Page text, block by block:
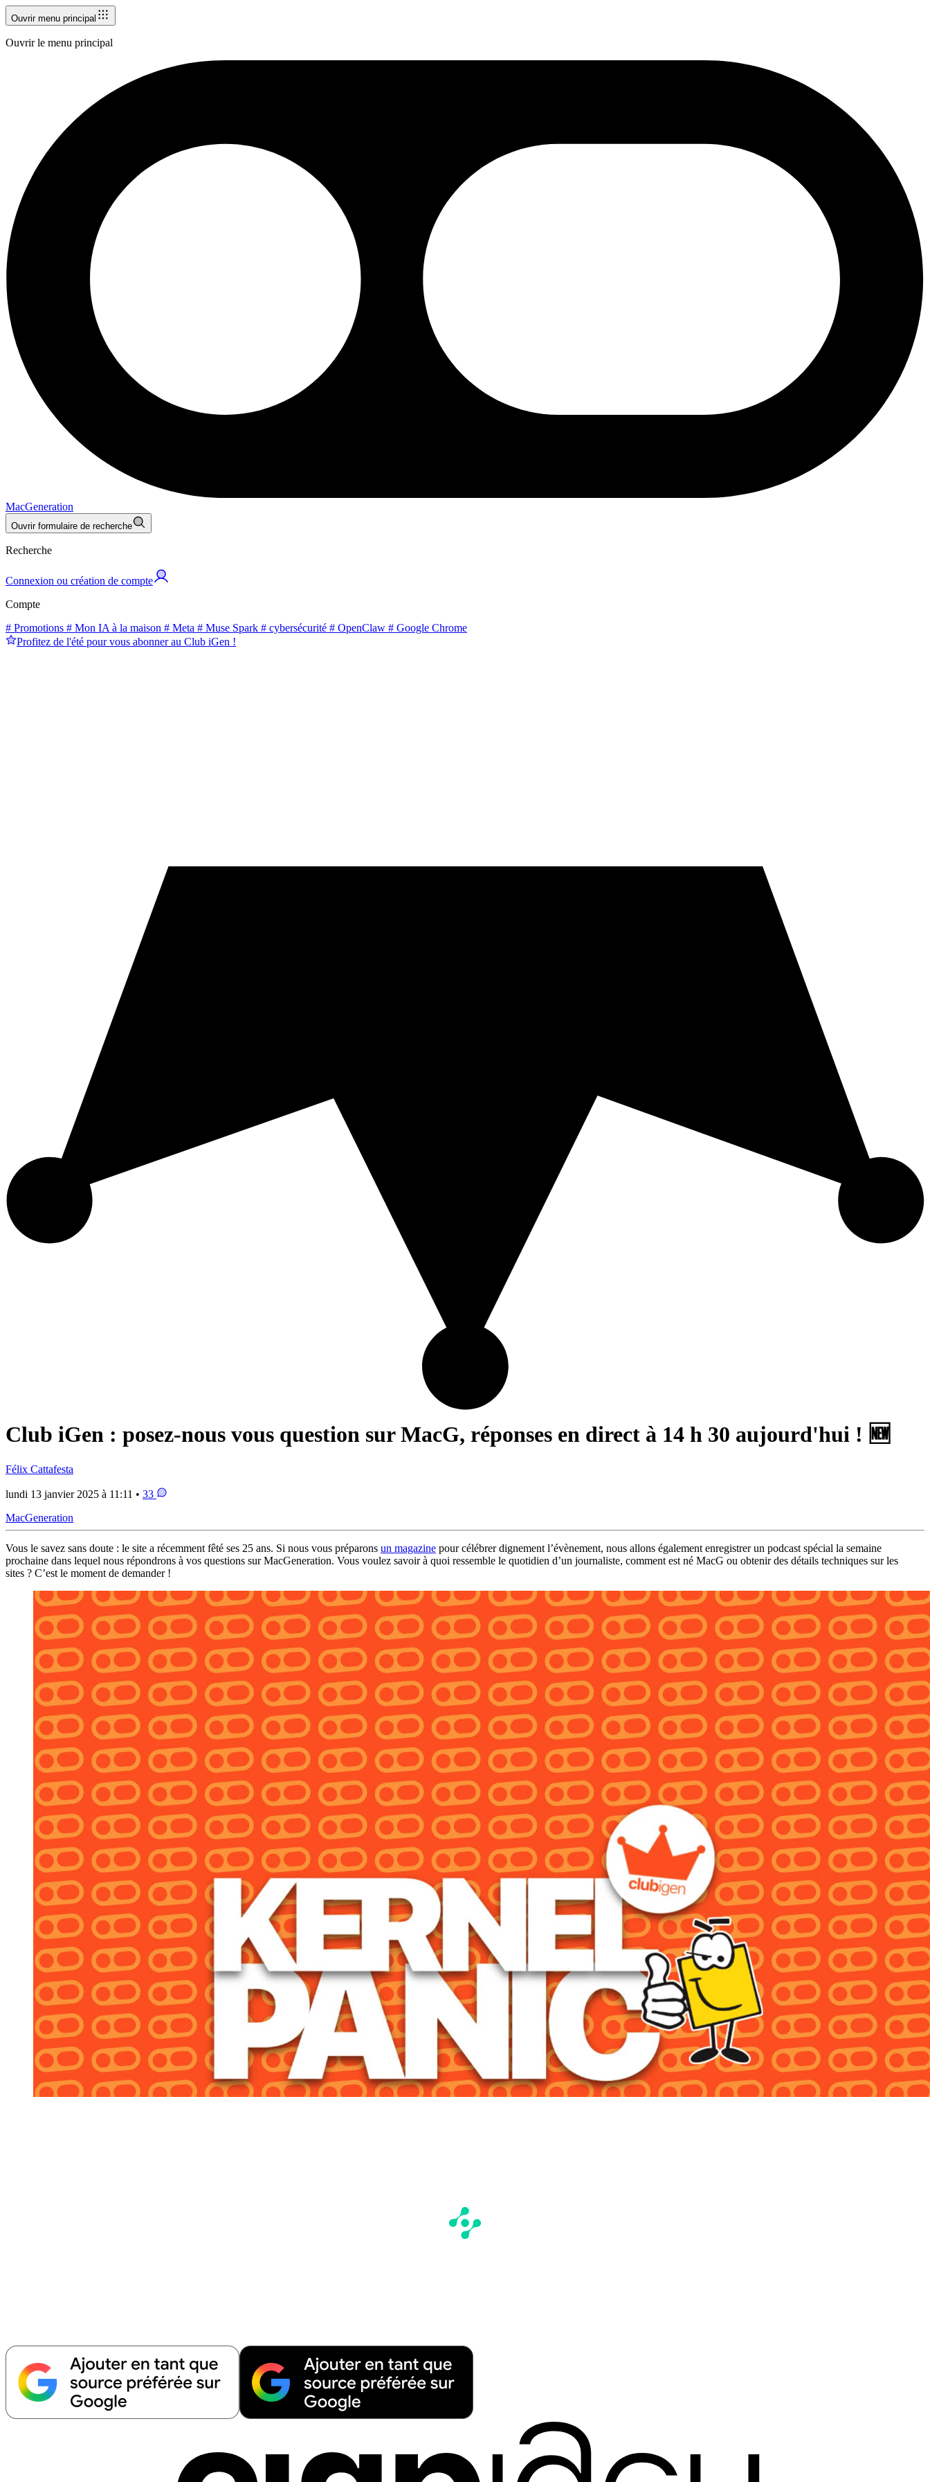
Ouvrir menu principal
Ouvrir le menu principal
MacGeneration
Ouvrir formulaire de recherche
Recherche
Connexion ou création de compte
Compte
# Promotions # Mon IA à la maison # Meta # Muse Spark # cybersécurité # OpenClaw # Google Chrome
Profitez de l'été pour vous abonner au Club iGen !
Club iGen : posez-nous vous question sur MacG, réponses en direct à 14 h 30 aujourd'hui ! 🆕
Félix Cattafesta
lundi 13 janvier 2025 à 11:11 • 33
MacGeneration
Vous le savez sans doute : le site a récemment fêté ses 25 ans. Si nous vous préparons un magazine pour célébrer dignement l’évènement, nous allons également enregistrer un podcast spécial la semaine
prochaine dans lequel nous répondrons à vos questions sur MacGeneration. Vous voulez savoir à quoi ressemble le quotidien d’un journaliste, comment est né MacG ou obtenir des détails techniques sur les
sites ? C’est le moment de demander !